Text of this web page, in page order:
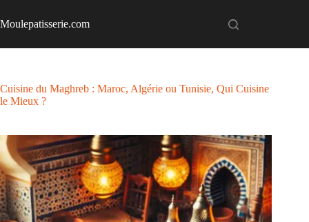
au
contenu
Moulepatisserie.com
Cuisine du Maghreb : Maroc, Algérie ou Tunisie, Qui Cuisine
le Mieux ?